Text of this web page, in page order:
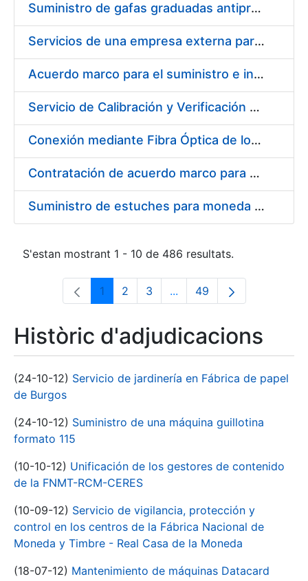
Suministro de gafas graduadas antiproyecciones para los trabajadores de la FNMT-RCM en los centros de trabajo de Madrid y Burgos
Servicios de una empresa externa para el asesoramiento y resolución de los recursos de alzada que se presentan relacionados con procesos de selección para la FNMT-RCM
Acuerdo marco para el suministro e instalación de persianas, estores y otros complementos
Servicio de Calibración y Verificación Externa de los Equipos de Medición del Servicio de Prevención de la FNMT-RCM
Conexión mediante Fibra Óptica de los Centros de Proceso de Datos (CPDs) de las sedes de la FNMT-RCM de Burgos y Madrid
Contratación de acuerdo marco para el Suministro de Material de Electricidad para la Fábrica Nacional de Moneda y Timbre-Real Casa de la Moneda en su centro de trabajo de Burgos
Suministro de estuches para moneda de 30 €
S'estan mostrant 1 - 10 de 486 resultats.
Pàgina
1 Pàgina
2 Pàgina
3 ...Pàgines intermèdies
Pàgina
49
Històric d'adjudicacions
(24-10-12) Servicio de jardinería en Fábrica de papel
de Burgos
(24-10-12) Suministro de una máquina guillotina
formato 115
(10-10-12) Unificación de los gestores de contenido
de la FNMT-RCM-CERES
(10-09-12) Servicio de vigilancia, protección y
control en los centros de la Fábrica Nacional de
Moneda y Timbre - Real Casa de la Moneda
(18-07-12) Mantenimiento de máquinas Datacard